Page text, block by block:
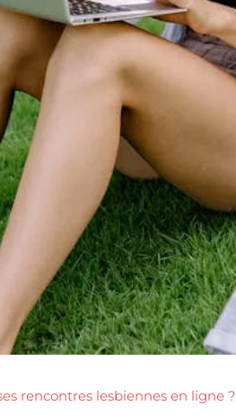
rencontres lesbiennes en ligne ?